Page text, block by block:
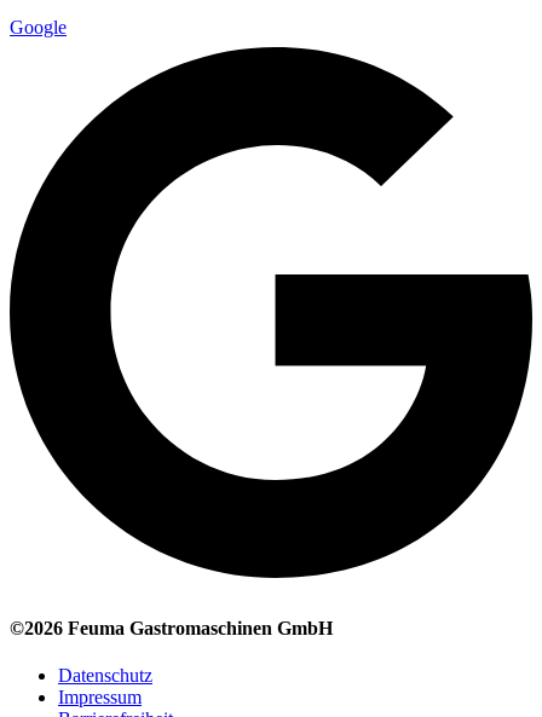
Google
©2026 Feuma Gastromaschinen GmbH
Datenschutz
Impressum